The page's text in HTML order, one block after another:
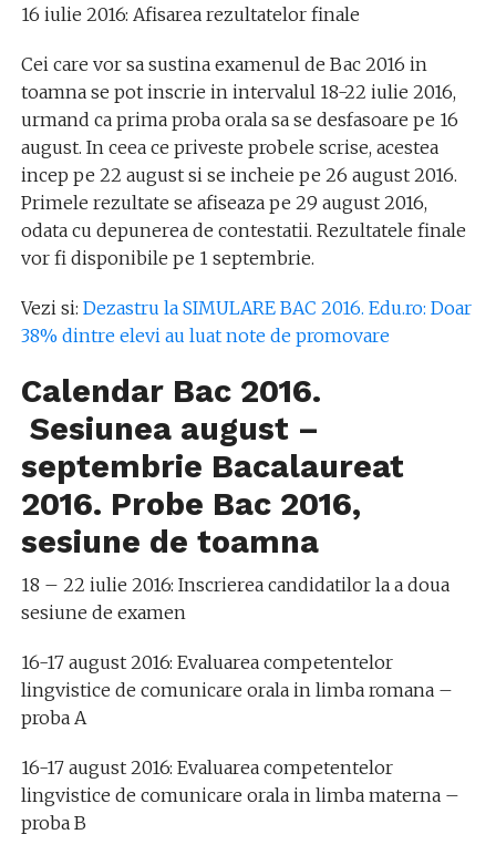
16 iulie 2016: Afisarea rezultatelor finale
Cei care vor sa sustina examenul de Bac 2016 in
toamna se pot inscrie in intervalul 18-22 iulie 2016,
urmand ca prima proba orala sa se desfasoare pe 16
august. In ceea ce priveste probele scrise, acestea
incep pe 22 august si se incheie pe 26 august 2016.
Primele rezultate se afiseaza pe 29 august 2016,
odata cu depunerea de contestatii. Rezultatele finale
vor fi disponibile pe 1 septembrie.
Vezi si: Dezastru la SIMULARE BAC 2016. Edu.ro: Doar
38% dintre elevi au luat note de promovare
Calendar Bac 2016.
Sesiunea august –
septembrie Bacalaureat
2016. Probe Bac 2016,
sesiune de toamna
18 – 22 iulie 2016: Inscrierea candidatilor la a doua
sesiune de examen
16-17 august 2016: Evaluarea competentelor
lingvistice de comunicare orala in limba romana –
proba A
16-17 august 2016: Evaluarea competentelor
lingvistice de comunicare orala in limba materna –
proba B